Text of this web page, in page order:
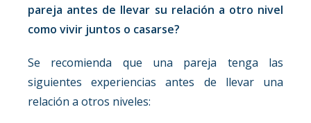
pareja antes de llevar su relación a otro nivel
como vivir juntos o casarse?
Se recomienda que una pareja tenga las
siguientes experiencias antes de llevar una
relación a otros niveles: